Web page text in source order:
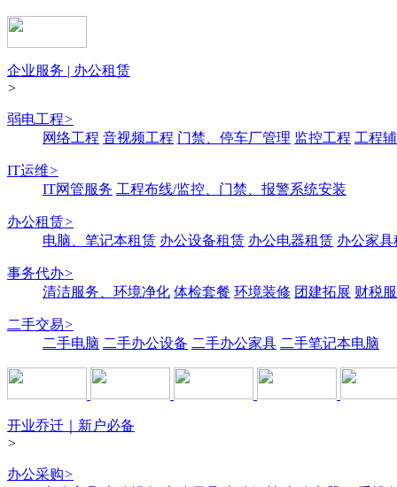
企业服务 | 办公租赁
>
弱电工程>
网络工程 音视频工程 门禁、停车厂管理 监控工程 工程
IT运维>
IT网管服务 工程布线/监控、门禁、报警系统安装
办公租赁>
电脑、笔记本租赁 办公设备租赁 办公电器租赁 办公家具
事务代办>
清洁服务、环境净化 体检套餐 环境装修 团建拓展 财税
二手交易>
二手电脑 二手办公设备 二手办公家具 二手笔记本电脑
开业乔迁｜新户必备
>
办公采购>